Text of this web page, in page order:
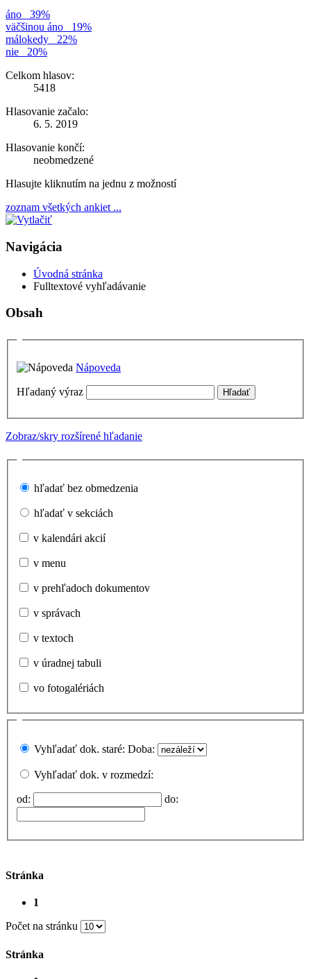
áno
39%
väčšinou áno
19%
málokedy
22%
nie
20%
Celkom hlasov:
5418
Hlasovanie začalo:
6. 5. 2019
Hlasovanie končí:
neobmedzené
Hlasujte kliknutím na jednu z možností
zoznam všetkých ankiet ...
Navigácia
Úvodná stránka
Fulltextové vyhľadávanie
Obsah
Nápoveda
Hľadaný výraz
Zobraz/skry rozšírené hľadanie
hľadať bez obmedzenia
hľadať v sekciách
v kalendári akcií
v menu
v prehľadoch dokumentov
v správach
v textoch
v úradnej tabuli
vo fotogalériách
Vyhľadať dok. staré: Doba:
Vyhľadať dok. v rozmedzí:
od: do:
Stránka
1
Počet na stránku
Stránka